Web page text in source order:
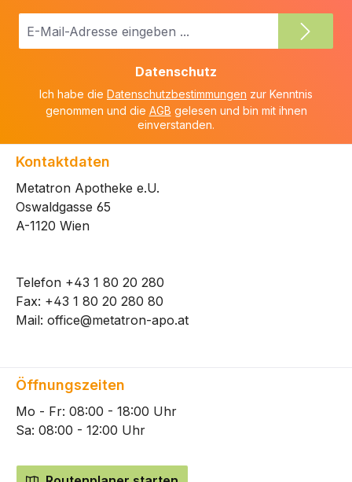
E-
Datenschutz
Ich habe die Datenschutzbestimmungen zur Kenntnis
genommen und die AGB gelesen und bin mit ihnen
einverstanden.
Kontaktdaten
Metatron Apotheke e.U.
Oswaldgasse 65
A-1120 Wien
Telefon +43 1 80 20 280
Fax: +43 1 80 20 280 80
Mail: office@metatron-apo.at
Öffnungszeiten
Mo - Fr: 08:00 - 18:00 Uhr
Sa: 08:00 - 12:00 Uhr